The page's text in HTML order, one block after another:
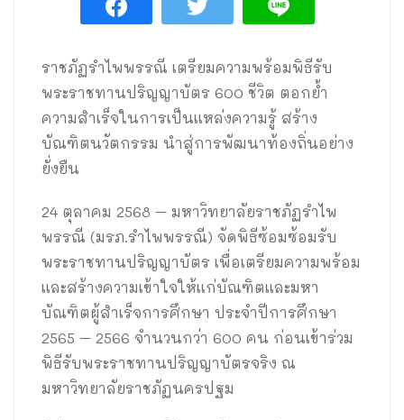
ราชภัฏรำไพพรรณี เตรียมความพร้อมพิธีรับ
พระราชทานปริญญาบัตร 600 ชีวิต ตอกย้ำ
ความสำเร็จในการเป็นแหล่งความรู้ สร้าง
บัณฑิตนวัตกรรม นำสู่การพัฒนาท้องถิ่นอย่าง
ยั่งยืน
24 ตุลาคม 2568 – มหาวิทยาลัยราชภัฏรำไพ
พรรณี (มรภ.รำไพพรรณี) จัดพิธีซ้อมซ้อมรับ
พระราชทานปริญญาบัตร เพื่อเตรียมความพร้อม
และสร้างความเข้าใจให้แก่บัณฑิตและมหา
บัณฑิตผู้สำเร็จการศึกษา ประจำปีการศึกษา
2565 – 2566 จำนวนกว่า 600 คน ก่อนเข้าร่วม
พิธีรับพระราชทานปริญญาบัตรจริง ณ
มหาวิทยาลัยราชภัฏนครปฐม